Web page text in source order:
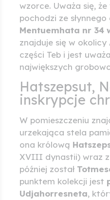
wzorce. Uważa się,
pochodzi ze słynnego
Mentuemhata nr 34
znajduje się w
części Teb i jest
największych
Hatszepsut,
inskrypcje
W pomieszczeniu
urzekająca stela
ona królową
XVIII dynastii) wraz
później został
punktem kolekcji jest
Udjahorresneta,